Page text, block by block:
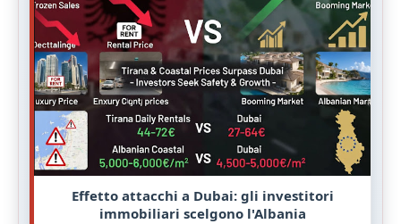
Effetto attacchi a Dubai: gli investitori
immobiliari scelgono l'Albania